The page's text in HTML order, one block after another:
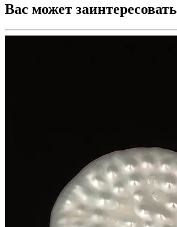
Вас может заинтересовать